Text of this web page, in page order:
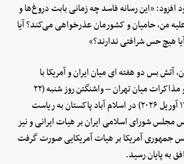
افزود: «این رسانه فاسد چه زمانی بابت دروغ‌ها و
من، حامیان و کشورمان عذرخواهی می‌کند؟ آیا
هیچ حس شرافتی ندارند؟»
رمضان، آتش بس دو هفته ای میان ایران و آمریکا با
میانجیگری پاکستان آغاز و مذاکرات میان تهران – واشنگتن روز شنبه (۲۲
فروردین ماه ۱۴۰۵ برابر با ۱۱ آوریل ۲۰۲۶) در اسلام آباد پاکستان به ریاست
مجلس شورای اسلامی ایران بر هیات ایرانی و نیز
جمهوری آمریکا بر هیات آمریکایی صورت گرفت
به پایان رسید.